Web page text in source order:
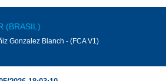
(BRASIL)
Gonzalez Blanch - (FCA V1)